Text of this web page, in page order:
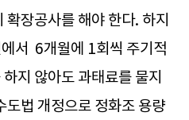
장공사를 해야 한다. 하지
서 6개월에 1회씩 주기적
지 않아도 과태료를 물지
법 개정으로 정화조 용량